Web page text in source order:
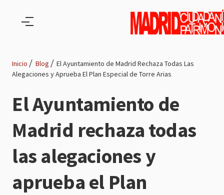
de
navegación
Inicio Blog
El Ayuntamiento de Madrid Rechaza Todas Las
Alegaciones y Aprueba El Plan Especial de Torre Arias
El Ayuntamiento de
Madrid rechaza todas
las alegaciones y
aprueba el Plan